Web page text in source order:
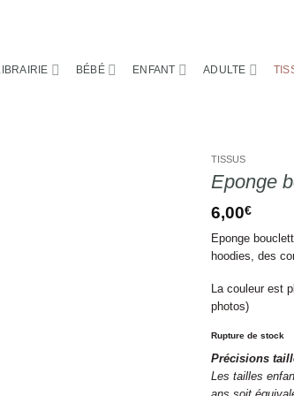
BÉBÉ ENFANT ADULTE
TISSUS
Eponge
6,00€
Eponge
hoodies, des
La couleur est
photos)
Rupture de stock
Précisions
Les tailles